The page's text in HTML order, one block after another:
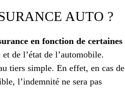
AUTO ?
en fonction de certaines
de l’état de l’automobile.
tiers simple. En effet, en cas de
l’indemnité ne sera pas